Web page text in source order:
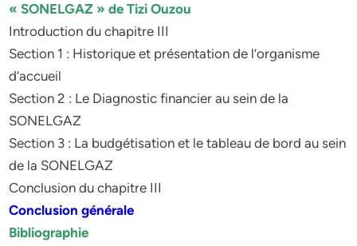
« SONELGAZ » de Tizi Ouzou
Introduction du chapitre III
Section 1 : Historique et présentation de l’organisme
d’accueil
Section 2 : Le Diagnostic financier au sein de la
SONELGAZ
Section 3 : La budgétisation et le tableau de bord au sein
de la SONELGAZ
Conclusion du chapitre III
Conclusion générale
Bibliographie